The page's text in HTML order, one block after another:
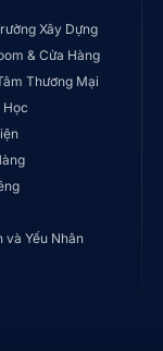
Xây Dựng
& Cửa Hàng
Thương Mại
Học
và Yếu Nhân